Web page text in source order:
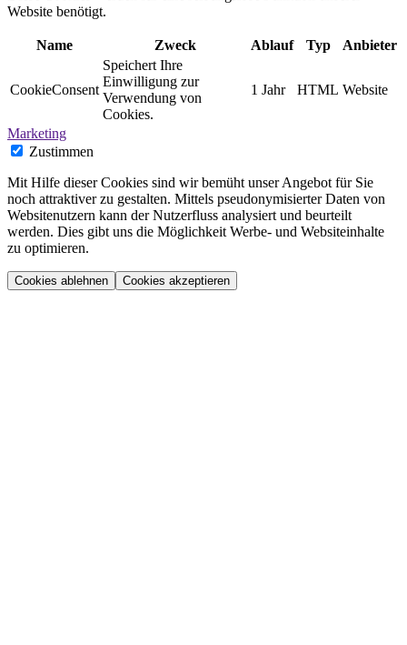
Website benötigt.
Name Zweck Ablauf Typ Anbieter
CookieConsent
Speichert Ihre
Einwilligung zur
Verwendung von
Cookies.
1 Jahr HTML Website
Marketing
Zustimmen
Mit Hilfe dieser Cookies sind wir bemüht unser Angebot für Sie
noch attraktiver zu gestalten. Mittels pseudonymisierter Daten von
Websitenutzern kann der Nutzerfluss analysiert und beurteilt
werden. Dies gibt uns die Möglichkeit Werbe- und Websiteinhalte
zu optimieren.
Cookies ablehnen Cookies akzeptieren